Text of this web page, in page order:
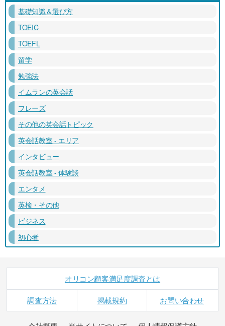
基礎知識＆選び方
TOEIC
TOEFL
留学
勉強法
イムランの英会話
フレーズ
その他の英会話トピック
英会話教室 - エリア
インタビュー
英会話教室 - 体験談
エンタメ
英検・その他
ビジネス
初心者
オリコン顧客満足度調査とは
調査方法 掲載規約 お問い合わせ